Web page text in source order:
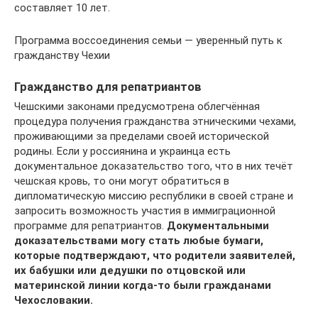
составляет 10 лет.
Программа воссоединения семьи — уверенный путь к
гражданству Чехии
Гражданство для репатриантов
Чешскими законами предусмотрена облегчённая
процедура получения гражданства этническими чехами,
проживающими за пределами своей исторической
родины. Если у россиянина и украинца есть
документальное доказательство того, что в них течёт
чешская кровь, то они могут обратиться в
дипломатическую миссию республики в своей стране и
запросить возможность участия в иммиграционной
программе для репатриантов. Документальными
доказательствами могу стать любые бумаги,
которые подтверждают, что родители заявителей,
их бабушки или дедушки по отцовской или
материнской линии когда-то были гражданами
Чехословакии.